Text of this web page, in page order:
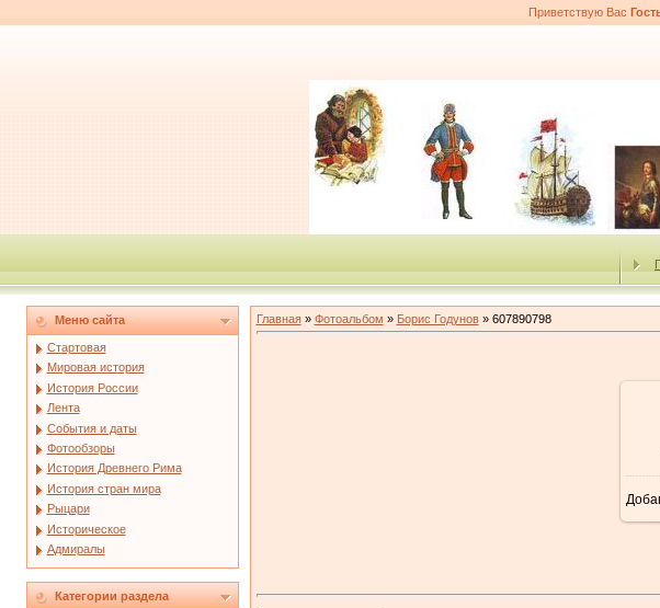
Приветствую Вас
Меню сайта
Стартовая
Мировая история
История России
Лента
События и даты
Фотообзоры
История Древнего Рима
История стран мира
Рыцари
Историческое
Адмиралы
Категории раздела
Главная» Фотоальбом » Борис Годунов» 607890798